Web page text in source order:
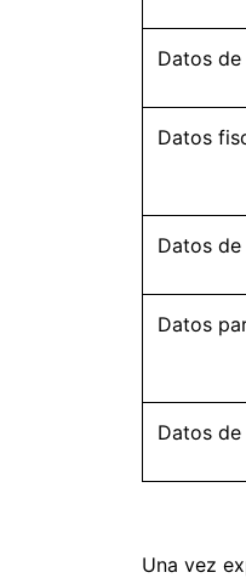
Datos
Datos
Datos
Datos
Datos
Una vez